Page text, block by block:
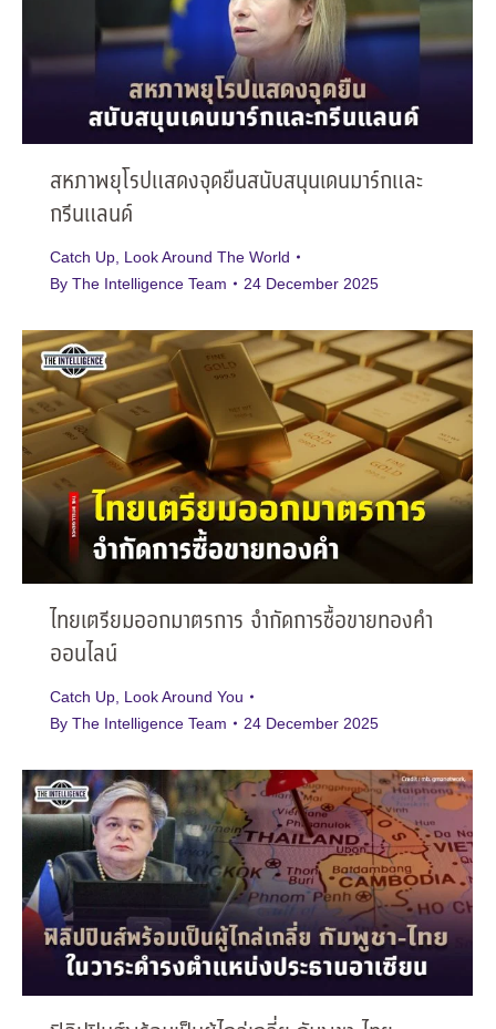
สหภาพยุโรปแสดงจุดยืนสนับสนุนเดนมาร์กและ
กรีนแลนด์
Catch Up Look Around The World
By The Intelligence Team 24 December 2025
ไทยเตรียมออกมาตรการ จำกัดการซื้อขายทองคำ
ออนไลน์
Catch Up Look Around You
By The Intelligence Team 24 December 2025